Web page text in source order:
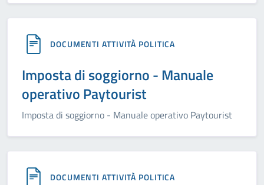
DOCUMENTI ATTIVITÀ POLITICA
Imposta di soggiorno - Manuale
operativo Paytourist
Imposta di soggiorno - Manuale operativo Paytourist
DOCUMENTI ATTIVITÀ POLITICA